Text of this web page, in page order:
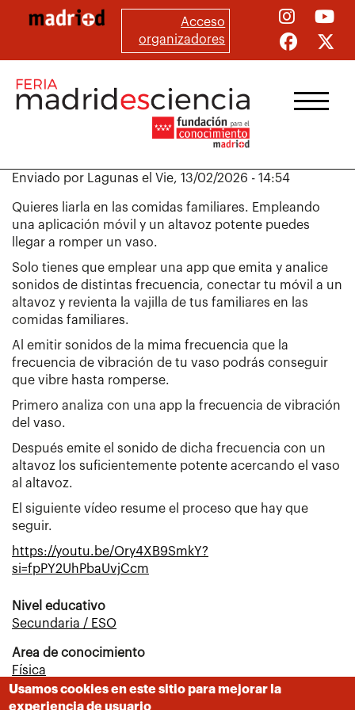
principal
Acceso
organizadores
Enviado por Lagunas el Vie, 13/02/2026 - 14:54
Quieres liarla en las comidas familiares. Empleando
una aplicación móvil y un altavoz potente puedes
llegar a romper un vaso.
Solo tienes que emplear una app que emita y analice
sonidos de distintas frecuencia, conectar tu móvil a un
altavoz y revienta la vajilla de tus familiares en las
comidas familiares.
Al emitir sonidos de la mima frecuencia que la
frecuencia de vibración de tu vaso podrás conseguir
que vibre hasta romperse.
Primero analiza con una app la frecuencia de vibración
del vaso.
Después emite el sonido de dicha frecuencia con un
altavoz los suficientemente potente acercando el vaso
al altavoz.
El siguiente vídeo resume el proceso que hay que
seguir.
https://youtu.be/Ory4XB9SmkY?
si=fpPY2UhPbaUvjCcm
Nivel educativo
Secundaria / ESO
Area de conocimiento
Física
Centro educativo
Usamos cookies en este sitio para mejorar la
experiencia de usuario